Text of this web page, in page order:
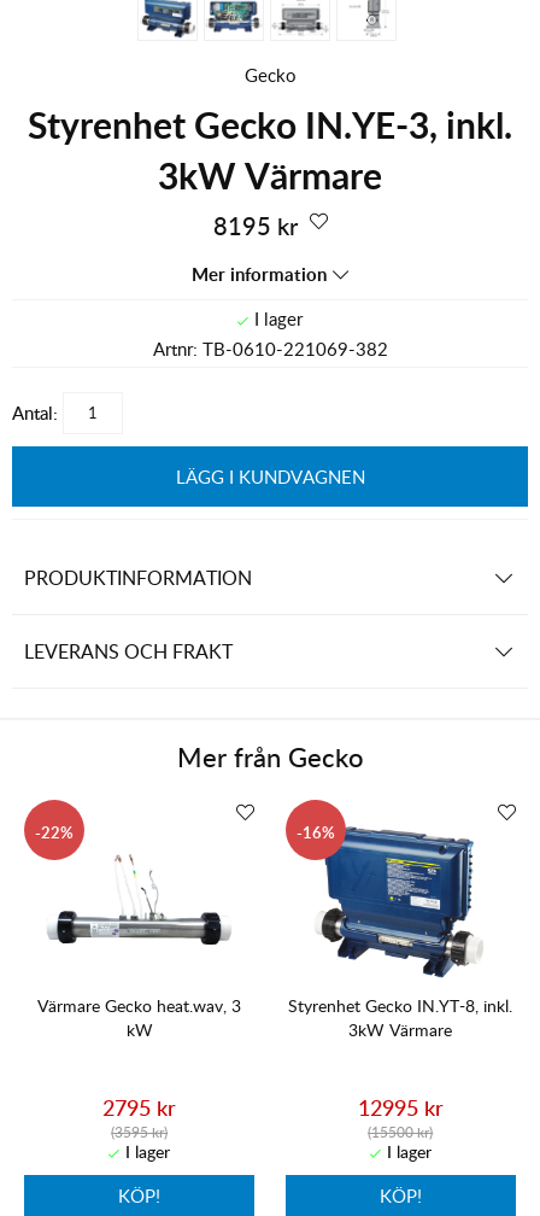
Gecko
Styrenhet Gecko IN.YE-3, inkl.
3kW Värmare
8195 kr
Mer information
Artnr: TB-0610-221069-382
Antal:
LÄGG I KUNDVAGNEN
PRODUKTINFORMATION
LEVERANS OCH FRAKT
Mer från Gecko
22
Värmare Gecko heat.wav, 3
kW
2795 kr
(3595 kr)
KÖP!
16
Styrenhet Gecko IN.YT-8, inkl.
3kW Värmare
12995 kr
(15500 kr)
KÖP!